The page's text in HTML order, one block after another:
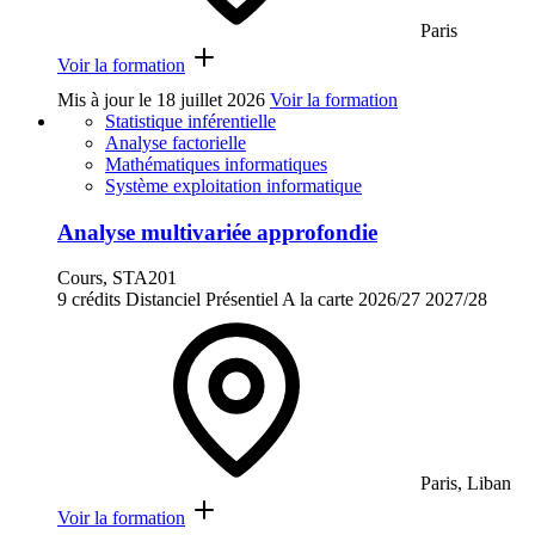
Paris
Voir la formation
Mis à jour le 18 juillet 2026 Voir la formation
Statistique inférentielle
Analyse factorielle
Mathématiques informatiques
Système exploitation informatique
Analyse multivariée approfondie
Cours, STA201
9 crédits Distanciel PrésentielA la carte 2026/27 2027/28
Paris, Liban
Voir la formation